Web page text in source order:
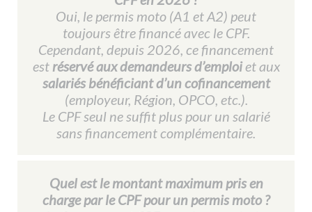
Oui, le permis moto (A1 et A2) peut
toujours être financé avec le CPF.
Cependant, depuis 2026, ce financement
est réservé aux demandeurs d’emploiet aux
salariés bénéficiant d’un cofinancement
(employeur, Région, OPCO, etc.).
Le CPF seul ne suffit plus pour un salarié
sans financement complémentaire.
Quel est le montant maximum pris en
charge par le CPF pour un permis moto ?​